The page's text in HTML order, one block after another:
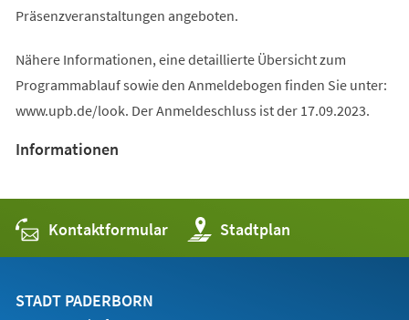
Präsenzveranstaltungen angeboten.
Nähere Informationen, eine detaillierte Übersicht zum
Programmablauf sowie den Anmeldebogen finden Sie unter:
www.upb.de/look. Der Anmeldeschluss ist der 17.09.2023.
Informationen
Kontaktformular Stadtplan
(Öffnet
in
einem
STADT PADERBORN